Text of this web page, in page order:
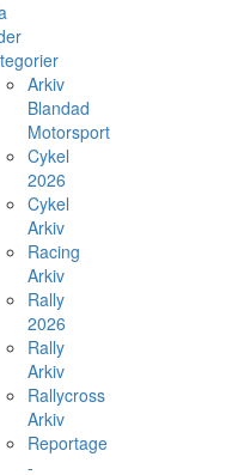
Arkiv
Blandad
Motorsport
Cykel
2026
Cykel
Arkiv
Racing
Arkiv
Rally
2026
Rally
Arkiv
Rallycross
Arkiv
Reportage
-